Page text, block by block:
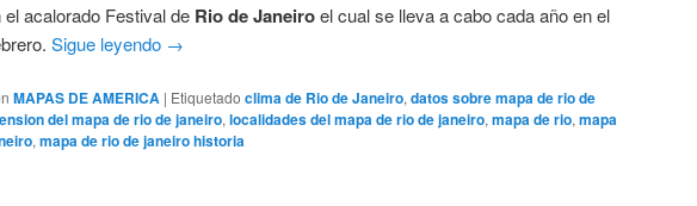
acalorado Festival de Rio de Janeiroel cual se lleva a cabo cada año en el
Sigue leyendo →
MAPAS DE AMERICA | Etiquetado clima de Rio de Janeiro, datos sobre mapa de rio de
del mapa de rio de janeiro, localidades del mapa de rio de janeiro, mapa de rio, mapa
, mapa de rio de janeiro historia